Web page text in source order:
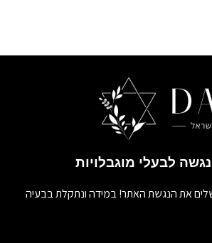
לבעלי מוגבלויות
את הנגשת האתר! במידה ונתקלת בבעיה